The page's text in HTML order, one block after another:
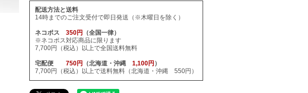
配送方法と送料
14時までのご注文受付で即日発送（※木曜日を除く）
ネコポス 350円
（全国一律）
※ネコポス対応商品に限ります
7,700円（税込）以上で全国送料無料
宅配便 750円 （北海道・沖縄 1,100円 ）
7,700円（税込）以上で送料無料（北海道・沖縄 550円）